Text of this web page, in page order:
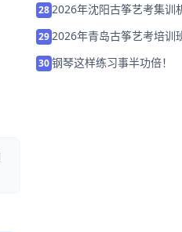
282026年沈阳古筝艺考集训
292026年青岛古筝艺考培训
30钢琴这样练习事半功倍！